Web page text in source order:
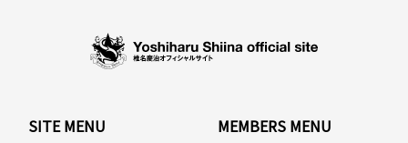
SITE MENU MEMBERS MENU